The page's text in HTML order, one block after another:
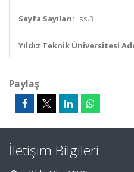
Sayfa Sayıları: ss.3
Yıldız Teknik Üniversitesi
Paylaş
İletişim Bilgileri